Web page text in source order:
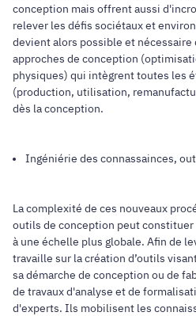
conception mais offrent aussi
relever les défis sociétaux et
devient alors possible et
approches de conception
physiques) qui intègrent toutes les
(production, utilisation,
dès la conception.
Ingéniérie des connassainces,
La complexité de ces nouveaux
outils de conception peut
à une échelle plus globale. Afin de
travaille sur la création d’outils
sa démarche de conception ou de
de travaux d'analyse et de
d'experts. Ils mobilisent les